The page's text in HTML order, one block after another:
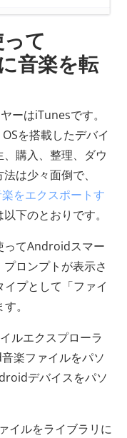
て
音楽を転
ーはiTunesです。
を搭載したデバイ
購入、整理、ダウ
は少々面倒で、
をエクスポートす
下のとおりです。
ってAndroidスマー
ロンプトが表示さ
プとして「ファイ
。
ルエクスプローラ
楽ファイルをパソ
デバイスをパソ
イルをライブラリに